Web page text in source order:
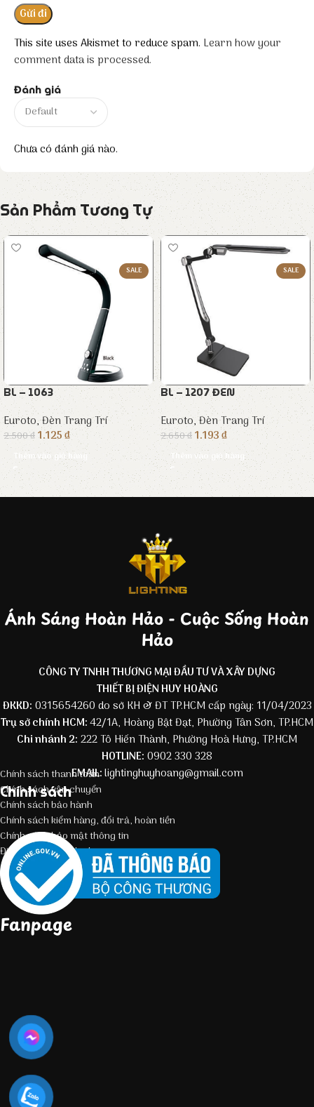
Đánh giá
Chưa có đánh giá nào.
This site uses Akismet to reduce spam. Learn how your
comment data is processed.
Sản Phẩm Tương Tự
SALE
BL – 1063
Euroto,Đèn Trang Trí
2.500₫1.125₫
Thêm vào giỏ hàng
SALE
BL – 1207 ĐEN
Euroto,Đèn Trang Trí
2.650₫1.193₫
Thêm vào giỏ hàng
Ánh Sáng Hoàn Hảo - Cuộc Sống Hoàn
Hảo
CÔNG TY TNHH THƯƠNG MẠI ĐẦU TƯ VÀ XÂY DỰNG
THIẾT BỊ ĐIỆN HUY HOÀNG
ĐKKD: 0315654260 do sở KH & ĐT TP.HCM cấp ngày: 11/04/2023
Trụ sở chính HCM:42/1A, Hoàng Bật Đạt, Phường Tân Sơn, TP.HCM
Chi nhánh 2: 222 Tô Hiến Thành, Phường Hoà Hưng, TP.HCM
HOTLINE: 0902 330 328
EMAIL:lightinghuyhoang@gmail.com
Chính sách
Chính sách thanh toán
Chính sách vận chuyển
Chính sách bảo hành
Chính sách kiểm hàng, đổi trả, hoàn tiền
Chính sách bảo mật thông tin
Điều kiện giao dịch chung
Fanpage